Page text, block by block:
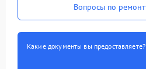
Вопросы по
Какие документы вы предоставляете?